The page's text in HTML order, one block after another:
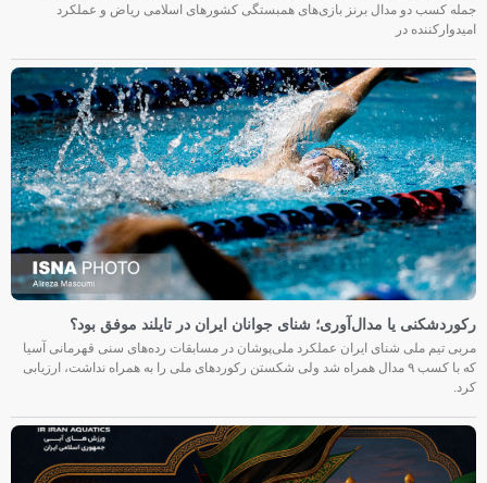
جمله کسب دو مدال برنز بازی‌های همبستگی کشورهای اسلامی ریاض و عملکرد
امیدوارکننده در
رکوردشکنی یا مدال‌آوری؛ شنای جوانان ایران در تایلند موفق بود؟
مربی تیم ملی شنای ایران عملکرد ملی‌پوشان در مسابقات رده‌های سنی قهرمانی آسیا
که با کسب ۹ مدال همراه شد ولی شکستن رکوردهای ملی را به همراه نداشت، ارزیابی
کرد.